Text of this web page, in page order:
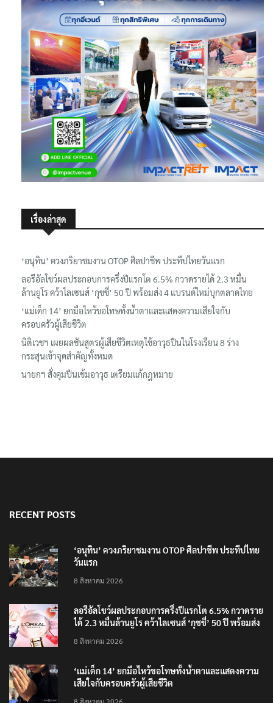
‘อนุทิน’ ควงภริยาชมงาน OTOP ศิลปาชีพ ประทีปไทยวันแรก
ลอรีอัลโชว์ผลประกอบการครึ่งปีแรกโต 6.5% กวาดรายได้ 2.3 หมื่น
ล้านยูโร คว้าไลเซนส์ ‘กุชชี่’ 50 ปี พร้อมส่ง 4 แบรนด์ใหม่บุกตลาดไทย
‘แม่เด็ก 14’ ยกมือไหว้ขอโทษทั้งน้ำตาและแสดงความเสียใจกับ
ครอบครัวผู้เสียชีวิต
นิติเวชฯ เผยผลชันสูตรผู้เสียชีวิตเหตุใช้อาวุธปืนในโรงเรียน 8 ร่าง
กระสุนเข้าจุดสำคัญทั้งหมด
‘อนุทิน’ ควงภริยาชมงาน OTOP ศิลปาชีพ ประทีปไทย
8 สิงหาคม 2026
ลอรีอัลโชว์ผลประกอบการครึ่งปีแรกโต 6.5% กวาดราย
8 สิงหาคม 2026
‘แม่เด็ก 14’ ยกมือไหว้ขอโทษทั้งน้ำตาและแสดงความ